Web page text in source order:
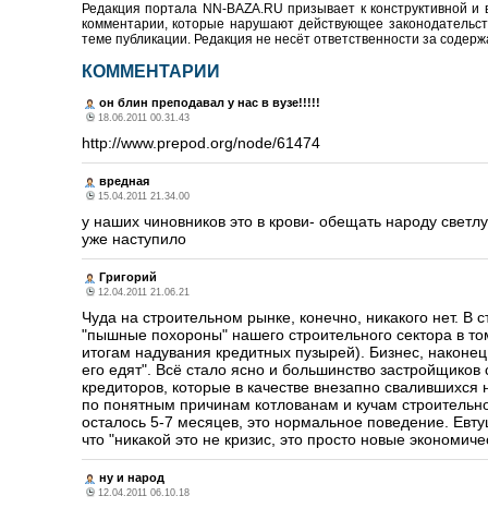
Редакция портала NN-BAZA.RU призывает к конструктивной
комментарии, которые нарушают действующее
теме публикации. Редакция не несёт ответственности за
КОММЕНТАРИИ
он блин преподавал у нас в вузе!!!!!
18.06.2011 00.31.43
http://www.prepod.org/node/61474
вредная
15.04.2011 21.34.00
у наших чиновников это в крови- обещать народу
уже наступило
Григорий
12.04.2011 21.06.21
Чуда на строительном рынке, конечно, никакого нет.
"пышные похороны" нашего строительного сектора в
итогам надувания кредитных пузырей). Бизнес,
его едят". Всё стало ясно и большинство
кредиторов, которые в качестве внезапно
по понятным причинам котлованам и кучам
осталось 5-7 месяцев, это нормальное поведение.
что "никакой это не кризис, это просто новые
ну и народ
12.04.2011 06.10.18